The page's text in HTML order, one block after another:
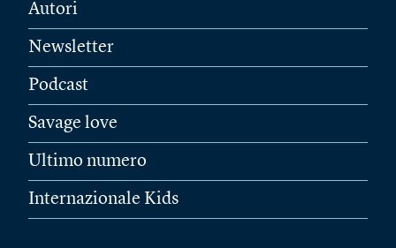
Autori
Newsletter
Podcast
Savage love
Ultimo numero
Internazionale Kids